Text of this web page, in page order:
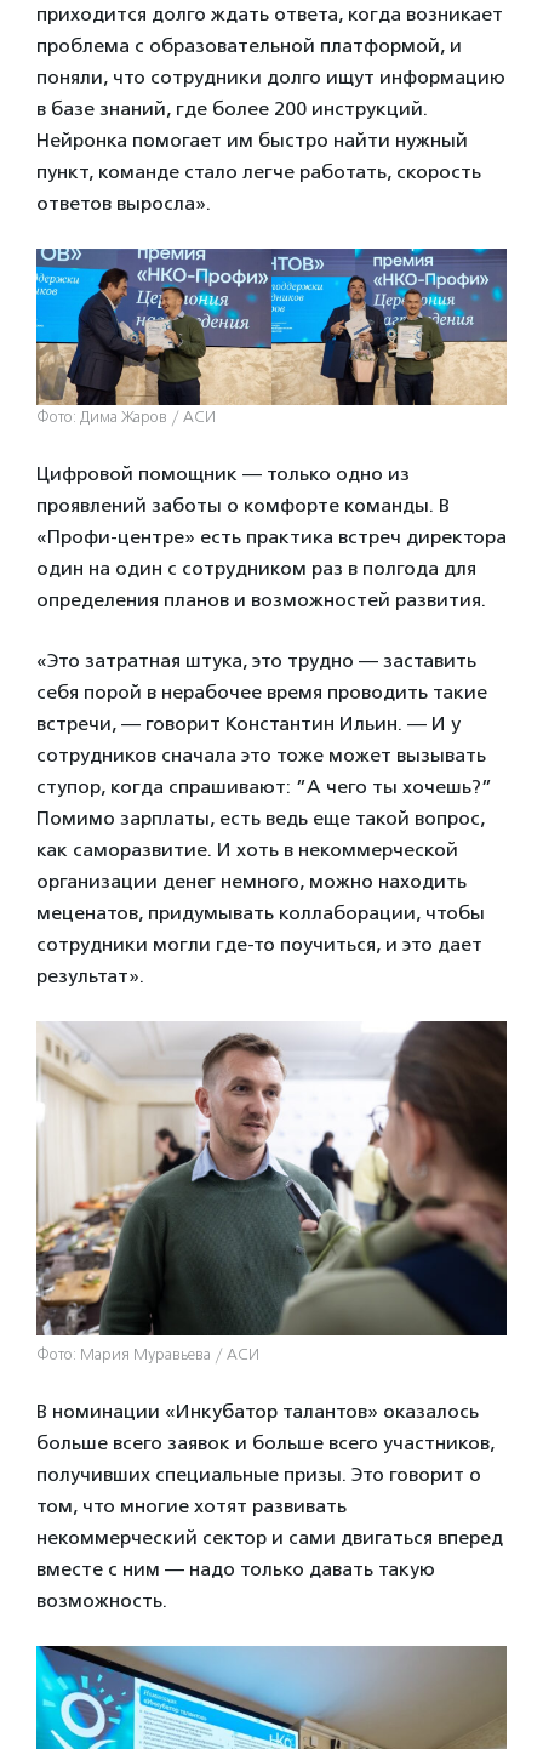
приходится долго ждать ответа, когда возникает
проблема с образовательной платформой, и
поняли, что сотрудники долго ищут информацию
в базе знаний, где более 200 инструкций.
Нейронка помогает им быстро найти нужный
пункт, команде стало легче работать, скорость
ответов выросла».
Фото: Дима Жаров / АСИ
Цифровой помощник — только одно из
проявлений заботы о комфорте команды. В
«Профи-центре» есть практика встреч директора
один на один с сотрудником раз в полгода для
определения планов и возможностей развития.
«Это затратная штука, это трудно — заставить
себя порой в нерабочее время проводить такие
встречи, — говорит Константин Ильин. — И у
сотрудников сначала это тоже может вызывать
ступор, когда спрашивают: ”А чего ты хочешь?”
Помимо зарплаты, есть ведь еще такой вопрос,
как саморазвитие. И хоть в некоммерческой
организации денег немного, можно находить
меценатов, придумывать коллаборации, чтобы
сотрудники могли где-то поучиться, и это дает
результат».
Фото: Мария Муравьева / АСИ
В номинации «Инкубатор талантов» оказалось
больше всего заявок и больше всего участников,
получивших специальные призы. Это говорит о
том, что многие хотят развивать
некоммерческий сектор и сами двигаться вперед
вместе с ним — надо только давать такую
возможность.